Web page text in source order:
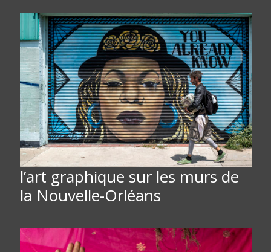
l’art graphique sur les murs de
la Nouvelle-Orléans